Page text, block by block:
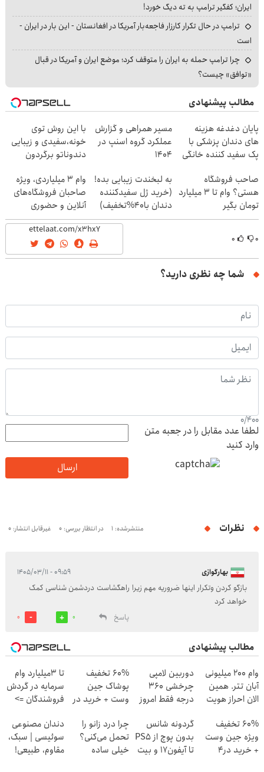
ایران؛ کفگیر ترامپ به ته دیگ خورد!
ترامپ در حال تکرار کارزار فاجعه‌بار آمریکا در افغانستان - این بار در ایران -
است
چرا ترامپ حمله به ایران را متوقف کرد؛ موضع ایران و آمریکا در قبال
«توافق» چیست؟
مطالب پیشنهادی
پایان دغدغه هزینه
های دندان پزشکی با
پک سفید کننده خانگی
مسیر همراهی و گزارش
عملکرد گروه اسنپ در
۱۴۰۴
با این روش توی
خونه،سفیدی و زیبایی
دندوناتو برگردون
صاحب فروشگاه
هستی؟ وام تا ۳ میلیارد
تومان بگیر
به لبخندت زیبایی بده!
(خرید ژل سفیدکننده
دندان با40%تخفیف)
وام ۳ میلیاردی، ویژه
صاحبان فروشگاه‌های
آنلاین و حضوری
۰ ۰
شما چه نظری دارید؟
0/400
لطفا عدد مقابل را در جعبه متن
وارد کنید
ارسال
نظرات منتشرشده: 1 در انتظار بررسی: 0 غیرقابل انتشار: 0
بهارگوازی ۰۹:۵۹ - ۱۴۰۵/۰۳/۱۱
بازگو کردن وتکرار اینها ضروریه مهم زیرا راهگشاست دردشمن شناسی کمک
خواهد کرد
پاسخ
0
0
مطالب پیشنهادی
وام 200 میلیونی
آبان تتر. همین
الان احراز هویت
دوربین لامپی
چرخشی 360
درجه فقط امروز
پرداخت درب
منزل
60% تخفیف
پوشاک جین
وست + خرید در
تا 3میلیارد وام
سرمایه در گردش
فروشندگان =>
ثبت کن
60% تخفیف
ویژه جین وست
+ خرید در4
گردونه شانس
بدون پوچ از PS5
تا آیفون17 و بیت
چرا درد زانو را
تحمل می‌کنی؟
خیلی ساده
دندان مصنوعی
سوئیسی | سبک،
مقاوم، طبیعی!